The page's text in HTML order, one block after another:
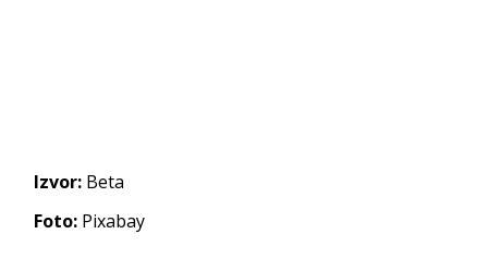
Izvor: Beta
Foto: Pixabay